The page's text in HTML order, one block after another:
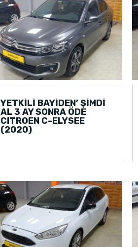
YETKİLİ BAYİDEN’ ŞİMDİ
AL 3 AY SONRA ÖDE
CITROEN C-ELYSEE
(2020)